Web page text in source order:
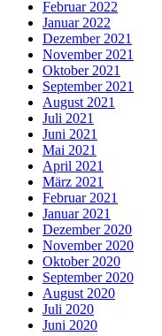
Februar 2022
Januar 2022
Dezember 2021
November 2021
Oktober 2021
September 2021
August 2021
Juli 2021
Juni 2021
Mai 2021
April 2021
März 2021
Februar 2021
Januar 2021
Dezember 2020
November 2020
Oktober 2020
September 2020
August 2020
Juli 2020
Juni 2020